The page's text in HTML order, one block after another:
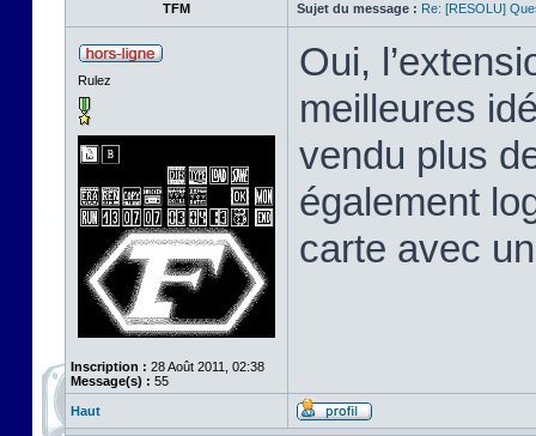
TFM Sujet du message : Re: [RESOLU]
Rulez
Inscription : 28 Août 2011, 02:38
Message(s) : 55
Oui,
meilleures
vendu plus
également
carte avec
Haut